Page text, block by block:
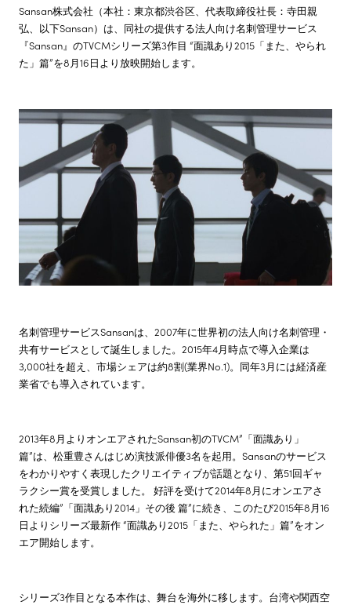
会社情報
株主・投資家情報
サステナビリティ
採用情報
Sansan株式会社（本社：東京都渋谷区、代表取締役社長：寺田親
弘、以下Sansan）は、同社の提供する法人向け名刺管理サービス
『Sansan』のTVCMシリーズ第3作目 “面識あり2015「また、やられ
た」篇”を8月16日より放映開始します。
名刺管理サービスSansanは、2007年に世界初の法人向け名刺管理・
共有サービスとして誕生しました。2015年4月時点で導入企業は
3,000社を超え、市場シェアは約8割(業界No.1)。同年3月には経済産
業省でも導入されています。
2013年8月よりオンエアされたSansan初のTVCM”「面識あり」
篇”は、松重豊さんはじめ演技派俳優3名を起用。Sansanのサービス
をわかりやすく表現したクリエイティブが話題となり、第51回ギャ
ラクシー賞を受賞しました。 好評を受けて2014年8月にオンエアさ
れた続編”「面識あり2014」その後 篇”に続き、このたび2015年8月16
日よりシリーズ最新作 “面識あり2015「また、やられた」篇”をオン
エア開始します。
シリーズ3作目となる本作は、舞台を海外に移します。台湾や関西空